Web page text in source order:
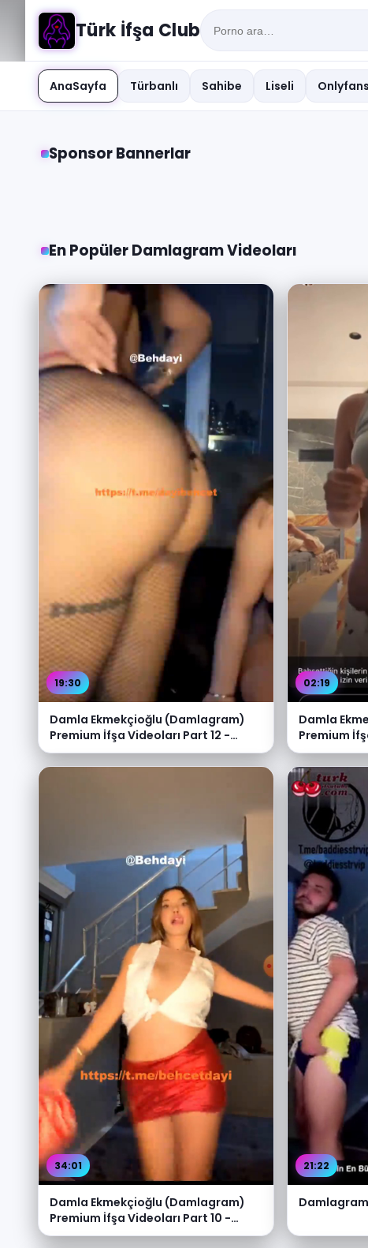
Türk İfşa Club
AnaSayfa Türbanlı Sahibe Liseli
Sponsor Bannerlar
En Popüler Damlagram Videoları
19:30
Damla Ekmekçioğlu (Damlagram)
Premium İfşa Videoları Part 12 -
Video İzle
02:19
Damla
Premium
Video İzle
34:01
Damla Ekmekçioğlu (Damlagram)
Premium İfşa Videoları Part 10 -
Video İzle
21:22